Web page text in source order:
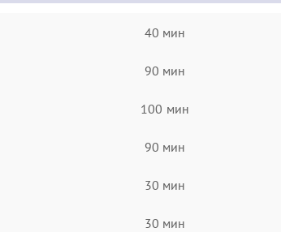
40 мин
90 мин
100 мин
90 мин
30 мин
30 мин